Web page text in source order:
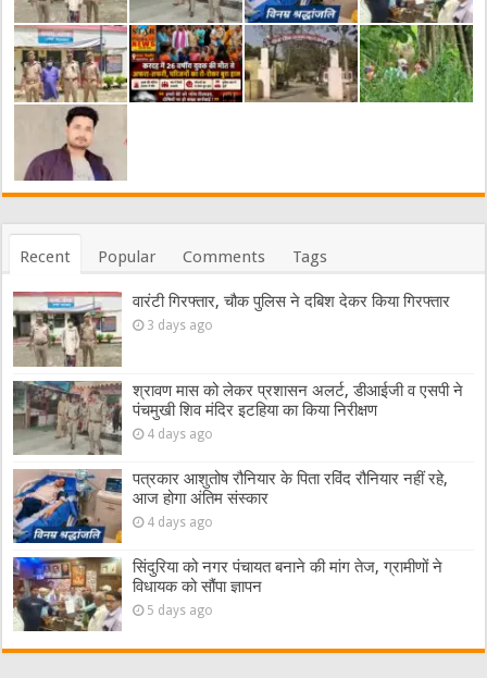
Recent Popular Comments Tags
वारंटी गिरफ्तार, चौक पुलिस ने दबिश देकर किया गिरफ्तार
3 days ago
श्रावण मास को लेकर प्रशासन अलर्ट, डीआईजी व एसपी ने
पंचमुखी शिव मंदिर इटहिया का किया निरीक्षण
4 days ago
पत्रकार आशुतोष रौनियार के पिता रविंद रौनियार नहीं रहे,
आज होगा अंतिम संस्कार
4 days ago
सिंदुरिया को नगर पंचायत बनाने की मांग तेज, ग्रामीणों ने
विधायक को सौंपा ज्ञापन
5 days ago